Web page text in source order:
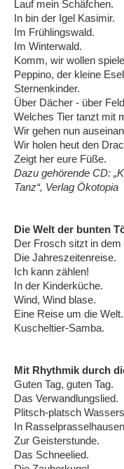
Lauf mein Schäfchen.
In bin der Igel Kasimir.
Im Frühlingswald.
Im Winterwald.
Komm, wir wollen
Peppino, der kleine
Sternenkinder.
Über Dächer - über
Welches Tier tanzt mit
Wir gehen nun
Wir holen heut den
Zeigt her eure Füße.
Dazu gehörende CD:
Tanz“, Verlag Ökotopia
Die Welt der bunten
Der Frosch sitzt in dem
Die Jahreszeitenreise.
Ich kann zählen!
In der Kinderküche.
Wind, Wind blase.
Eine Reise um die Welt.
Kuscheltier-Samba.
Mit Rhythmik durch
Guten Tag, guten Tag.
Das Verwandlungslied.
Plitsch-platsch
In
Zur Geisterstunde.
Das Schneelied.